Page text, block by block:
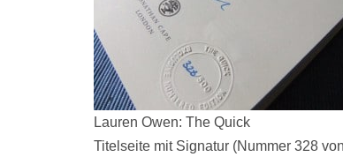
Lauren Owen: The Quick
Titelseite mit Signatur (Nummer 328 von